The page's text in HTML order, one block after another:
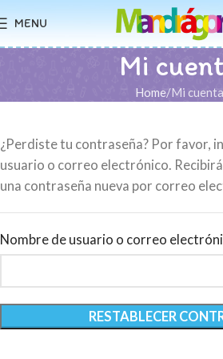
MENU
Mi
Home Mi cuenta
¿Perdiste tu contraseña? Por favor,
usuario o correo electrónico.
una contraseña nueva por correo
Nombre de usuario o correo
RESTABLECER